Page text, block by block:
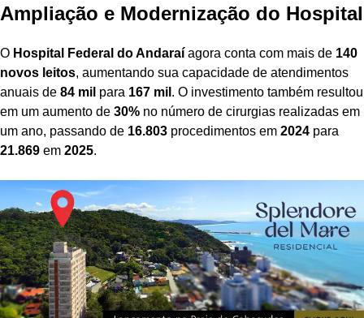
Ampliação e Modernização do Hospital
O Hospital Federal do Andaraí agora conta com mais de 140
novos leitos, aumentando sua capacidade de atendimentos
anuais de 84 mil para 167 mil . O investimento também resultou
em um aumento de 30% no número de cirurgias realizadas em
um ano, passando de 16.803 procedimentos em 2024 para
21.869 em 2025.